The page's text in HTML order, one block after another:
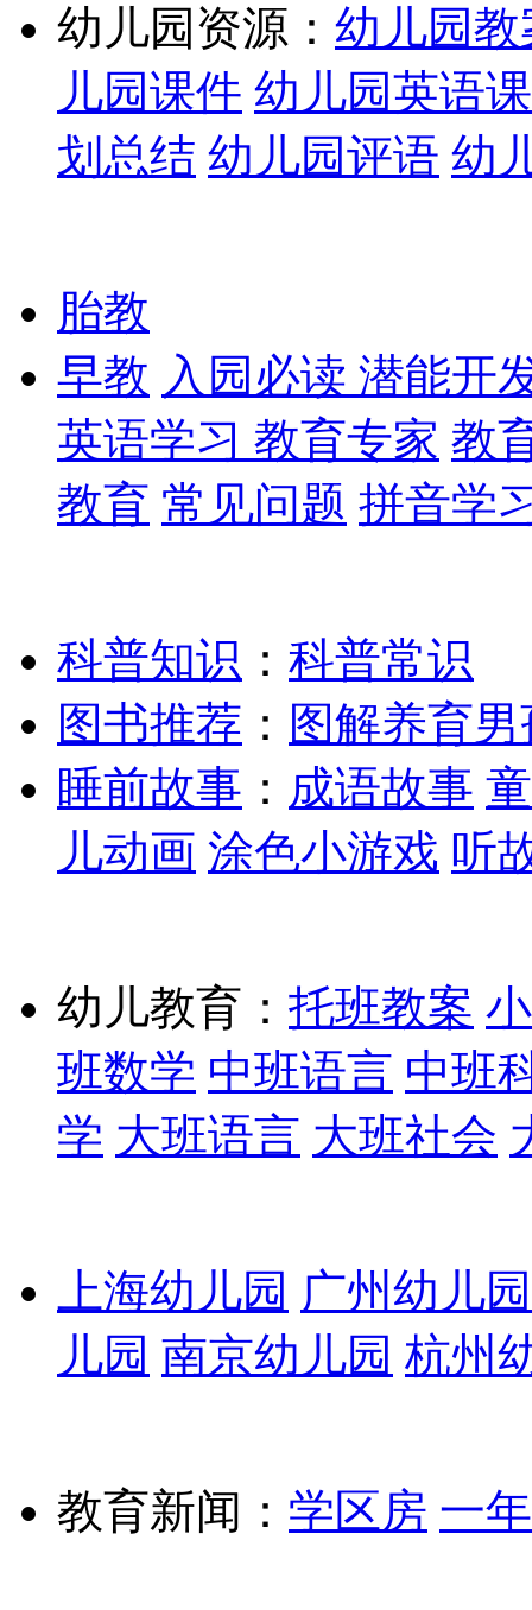
幼儿园资源： 幼儿园教
儿园课件 幼儿园英语
划总结 幼儿园评语 幼
胎教
早教 入园必读 潜能开
英语学习 教育专家 教
教育 常见问题 拼音学
科普知识 ： 科普常识
图书推荐 ： 图解养育男
睡前故事 ： 成语故事
儿动画 涂色小游戏 听
幼儿教育： 托班教案
班数学 中班语言 中班
学 大班语言 大班社会
上海幼儿园 广州幼儿园
儿园 南京幼儿园 杭州
教育新闻： 学区房 一